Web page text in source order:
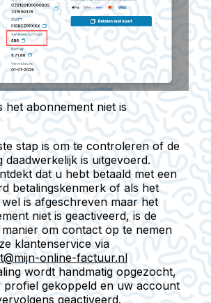
het abonnement niet is
stap is om te controleren of de
daadwerkelijk is uitgevoerd.
dat u hebt betaald met een
betalingskenmerk of als het
is afgeschreven maar het
niet is geactiveerd, is de
om contact op te nemen
klantenservice via
online-factuur.nl
wordt handmatig opgezocht,
profiel gekoppeld en uw account
geactiveerd.